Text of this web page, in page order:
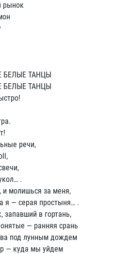
рынок
БЕЛЫЕ ТАНЦЫ
БЕЛЫЕ ТАНЦЫ
речи,
.
и молишься за меня,
я — серая простыня… .
запавший в гортань,
— ранняя срань
под лунным дождем
— куда мы уйдем